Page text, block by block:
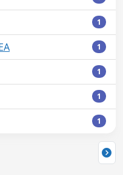
1
1
1
1
1